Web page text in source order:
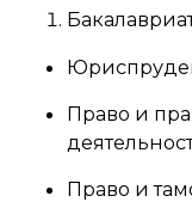
Право и
Право и